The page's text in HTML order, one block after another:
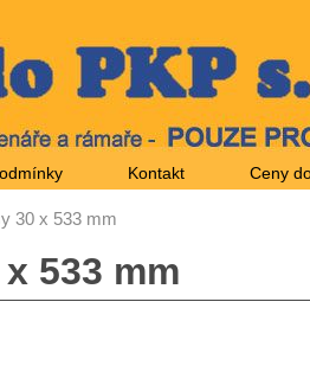
Kontakt Ceny
30 x 533 mm
533 mm